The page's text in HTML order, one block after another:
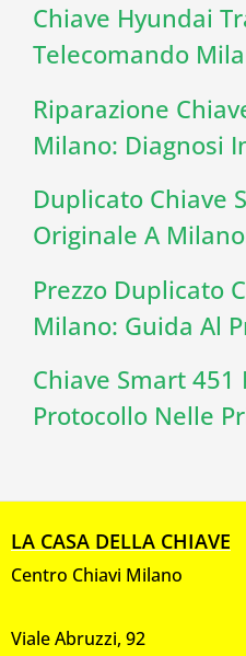
Chiave Hyundai
Telecomando
Riparazione
Milano: Diagnosi
Duplicato Chiave
Originale A
Prezzo Duplicato
Milano: Guida Al
Chiave Smart 451
Protocollo Nelle
LA CASA DELLA CHIAVE
Centro Chiavi Milano
Viale Abruzzi, 92